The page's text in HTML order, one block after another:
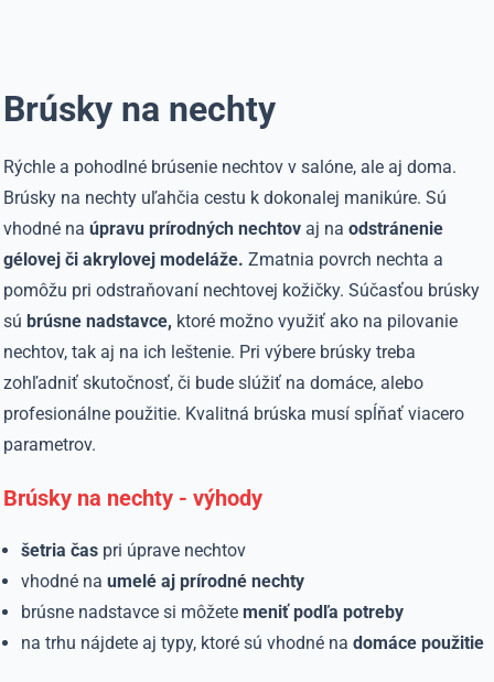
Brúsky na nechty
Rýchle a pohodlné brúsenie nechtov v salóne, ale aj doma.
Brúsky na nechty uľahčia cestu k dokonalej manikúre. Sú
vhodné naúpravu prírodných nechtov aj naodstránenie
gélovej či akrylovej modeláže. Zmatnia povrch nechta a
pomôžu pri odstraňovaní nechtovej kožičky. Súčasťou brúsky
súbrúsne nadstavce, ktoré možno využiť ako na pilovanie
nechtov, tak aj na ich leštenie. Pri výbere brúsky treba
zohľadniť skutočnosť, či bude slúžiť na domáce, alebo
profesionálne použitie. Kvalitná brúska musí spĺňať viacero
parametrov.
Brúsky na nechty - výhody
šetria čas pri úprave nechtov
vhodné naumelé aj prírodné nechty
brúsne nadstavce si môžetemeniť podľa potreby
na trhu nájdete aj typy, ktoré sú vhodné nadomáce použitie